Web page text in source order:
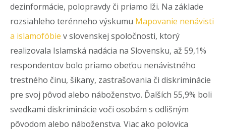
dezinformácie, polopravdy či priamo lži. Na základe
rozsiahleho terénneho výskumu Mapovanie nenávisti
a islamofóbie v slovenskej spoločnosti, ktorý
realizovala Islamská nadácia na Slovensku, až 59,1%
respondentov bolo priamo obeťou nenávistného
trestného činu, šikany, zastrašovania či diskriminácie
pre svoj pôvod alebo náboženstvo. Ďalších 55,9% boli
svedkami diskriminácie voči osobám s odlišným
pôvodom alebo náboženstva. Viac ako polovica